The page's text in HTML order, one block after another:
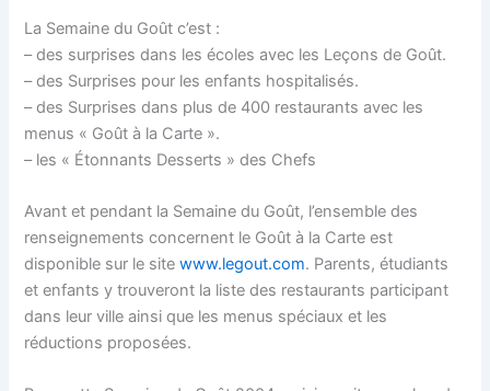
La Semaine du Goût c’est :
– des surprises dans les écoles avec les Leçons de Goût.
– des Surprises pour les enfants hospitalisés.
– des Surprises dans plus de 400 restaurants avec les
menus « Goût à la Carte ».
– les « Étonnants Desserts » des Chefs
Avant et pendant la Semaine du Goût, l’ensemble des
renseignements concernent le Goût à la Carte est
disponible sur le sitewww.legout.com. Parents, étudiants
et enfants y trouveront la liste des restaurants participant
dans leur ville ainsi que les menus spéciaux et les
réductions proposées.